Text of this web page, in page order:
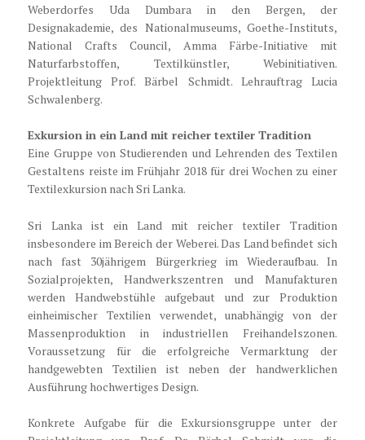
Weberdorfes Uda Dumbara in den Bergen, der
Designakademie, des Nationalmuseums, Goethe-Instituts,
National Crafts Council, Amma Färbe-Initiative mit
Naturfarbstoffen, Textilkünstler, Webinitiativen.
Projektleitung Prof. Bärbel Schmidt. Lehrauftrag Lucia
Schwalenberg.
Exkursion in ein Land mit reicher textiler Tradition
Eine Gruppe von Studierenden und Lehrenden des Textilen
Gestaltens reiste im Frühjahr 2018 für drei Wochen zu einer
Textilexkursion nach Sri Lanka.
Sri Lanka ist ein Land mit reicher textiler Tradition
insbesondere im Bereich der Weberei. Das Land befindet sich
nach fast 30jährigem Bürgerkrieg im Wiederaufbau. In
Sozialprojekten, Handwerkszentren und Manufakturen
werden Handwebstühle aufgebaut und zur Produktion
einheimischer Textilien verwendet, unabhängig von der
Massenproduktion in industriellen Freihandelszonen.
Voraussetzung für die erfolgreiche Vermarktung der
handgewebten Textilien ist neben der handwerklichen
Ausführung hochwertiges Design.
Konkrete Aufgabe für die Exkursionsgruppe unter der